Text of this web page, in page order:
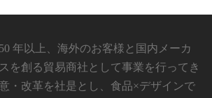
年以上、海外のお客様と国内メーカ
を創る貿易商社として事業を行ってき
・改革を社是とし、食品×デザインで